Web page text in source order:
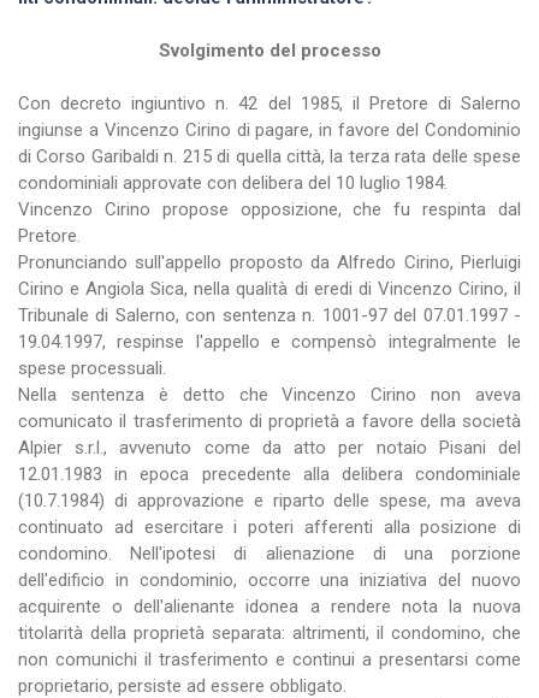
Svolgimento del processo
Con decreto ingiuntivo n. 42 del 1985, il Pretore di Salerno
ingiunse a Vincenzo Cirino di pagare, in favore del Condominio
di Corso Garibaldi n. 215 di quella città, la terza rata delle spese
condominiali approvate con delibera del 10 luglio 1984.
Vincenzo Cirino propose opposizione, che fu respinta dal
Pretore.
Pronunciando sull'appello proposto da Alfredo Cirino, Pierluigi
Cirino e Angiola Sica, nella qualità di eredi di Vincenzo Cirino, il
Tribunale di Salerno, con sentenza n. 1001-97 del 07.01.1997 -
19.04.1997, respinse l'appello e compensò integralmente le
spese processuali.
Nella sentenza è detto che Vincenzo Cirino non aveva
comunicato il trasferimento di proprietà a favore della società
Alpier s.r.l., avvenuto come da atto per notaio Pisani del
12.01.1983 in epoca precedente alla delibera condominiale
(10.7.1984) di approvazione e riparto delle spese, ma aveva
continuato ad esercitare i poteri afferenti alla posizione di
condomino. Nell'ipotesi di alienazione di una porzione
dell'edificio in condominio, occorre una iniziativa del nuovo
acquirente o dell'alienante idonea a rendere nota la nuova
titolarità della proprietà separata: altrimenti, il condomino, che
non comunichi il trasferimento e continui a presentarsi come
proprietario, persiste ad essere obbligato.